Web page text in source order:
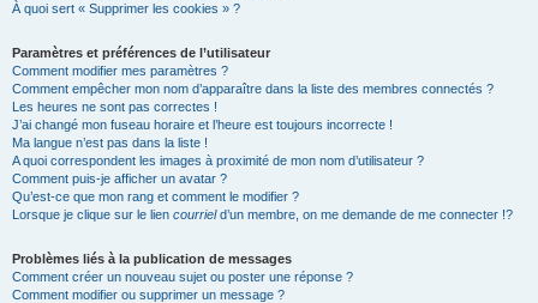
À quoi sert « Supprimer les cookies » ?
Paramètres et préférences de l’utilisateur
Comment modifier mes paramètres ?
Comment empêcher mon nom d’apparaître dans la liste des membres connectés ?
Les heures ne sont pas correctes !
J’ai changé mon fuseau horaire et l’heure est toujours incorrecte !
Ma langue n’est pas dans la liste !
A quoi correspondent les images à proximité de mon nom d’utilisateur ?
Comment puis-je afficher un avatar ?
Qu’est-ce que mon rang et comment le modifier ?
Lorsque je clique sur le lien courrield’un membre, on me demande de me connecter !?
Problèmes liés à la publication de messages
Comment créer un nouveau sujet ou poster une réponse ?
Comment modifier ou supprimer un message ?